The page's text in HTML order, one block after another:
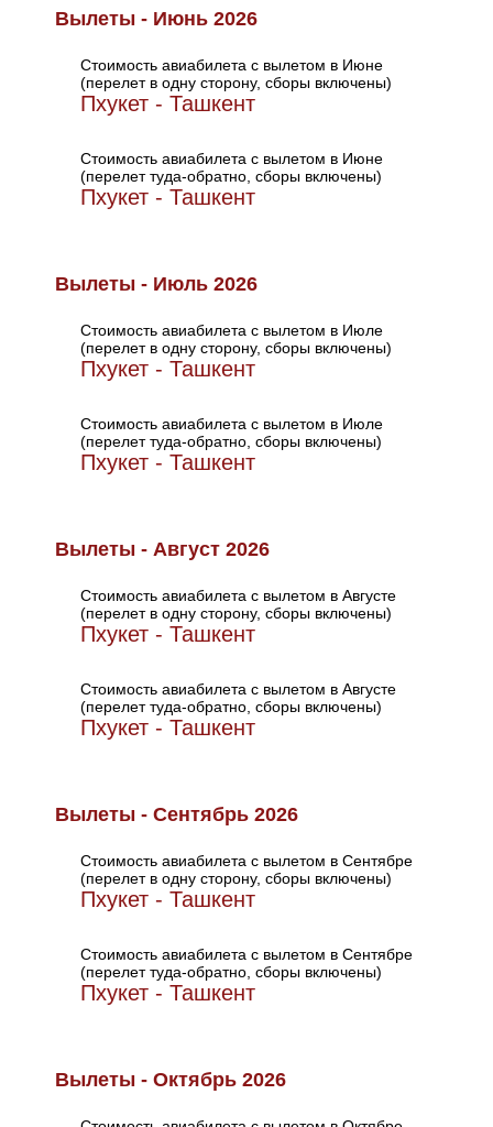
Вылеты - Июнь 2026
Стоимость авиабилета с вылетом в Июне
(перелет в одну сторону, сборы включены)
Пхукет - Ташкент
Стоимость авиабилета с вылетом в Июне
(перелет туда-обратно, сборы включены)
Пхукет - Ташкент
Вылеты - Июль 2026
Стоимость авиабилета с вылетом в Июле
(перелет в одну сторону, сборы включены)
Пхукет - Ташкент
Стоимость авиабилета с вылетом в Июле
(перелет туда-обратно, сборы включены)
Пхукет - Ташкент
Вылеты - Август 2026
Стоимость авиабилета с вылетом в Августе
(перелет в одну сторону, сборы включены)
Пхукет - Ташкент
Стоимость авиабилета с вылетом в Августе
(перелет туда-обратно, сборы включены)
Пхукет - Ташкент
Вылеты - Сентябрь 2026
Стоимость авиабилета с вылетом в Сентябре
(перелет в одну сторону, сборы включены)
Пхукет - Ташкент
Стоимость авиабилета с вылетом в Сентябре
(перелет туда-обратно, сборы включены)
Пхукет - Ташкент
Вылеты - Октябрь 2026